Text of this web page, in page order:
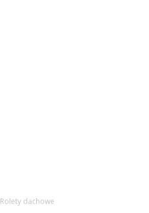
Rolety dachowe